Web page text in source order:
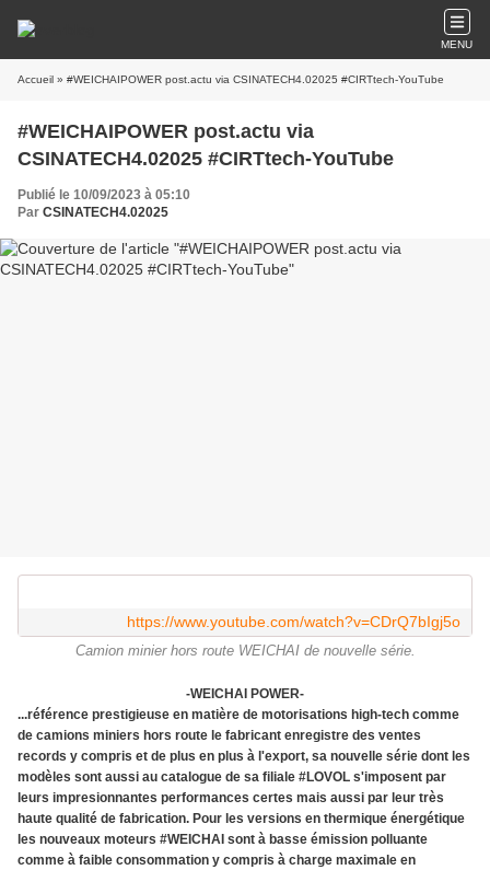
MENU
Accueil » #WEICHAIPOWER post.actu via CSINATECH4.02025 #CIRTtech-YouTube
#WEICHAIPOWER post.actu via
CSINATECH4.02025 #CIRTtech-YouTube
Publié le 10/09/2023 à 05:10
Par CSINATECH4.02025
https://www.youtube.com/watch?v=CDrQ7bIgj5o
Camion minier hors route WEICHAI de nouvelle série.
-WEICHAI POWER-
...référence prestigieuse en matière de motorisations high-tech comme
de camions miniers hors route le fabricant enregistre des ventes
records y compris et de plus en plus à l'export, sa nouvelle série dont les
modèles sont aussi au catalogue de sa filiale #LOVOL s'imposent par
leurs impresionnantes performances certes mais aussi par leur très
haute qualité de fabrication. Pour les versions en thermique énergétique
les nouveaux moteurs #WEICHAI sont à basse émission polluante
comme à faible consommation y compris à charge maximale en